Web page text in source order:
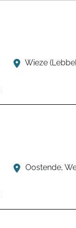
Wieze
Oostende,